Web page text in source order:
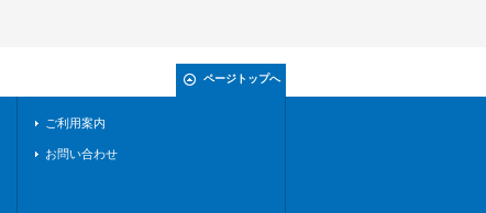
ページトップへ
ご利用案内
お問い合わせ